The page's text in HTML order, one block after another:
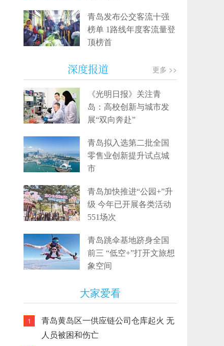
青岛发布公交客流十强
榜单 1路线年度客流量登
顶榜首
深度报道 更多 >>
《光明日报》关注青
岛：高校创新与城市发
展“双向奔赴”
青岛拟入选第二批全国
零售业创新提升试点城
市
青岛加快推进“公园+”升
级 今年已开展各类活动
551场次
青岛跳伞基地跻身全国
前三 “低空+”打开文旅想
象空间
大家爱看
1
青岛黄岛区一供应链公司仓库起火 无
人员被困和伤亡